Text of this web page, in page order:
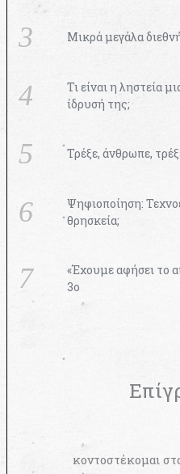
Μικρά μεγάλα
Τι είναι η ληστεία
ίδρυσή της;
Τρέξε, άνθρωπε,
Ψηφιοποίηση:
θρησκεία;
«Έχουμε αφήσει το
3ο
κοντοστέκομαι